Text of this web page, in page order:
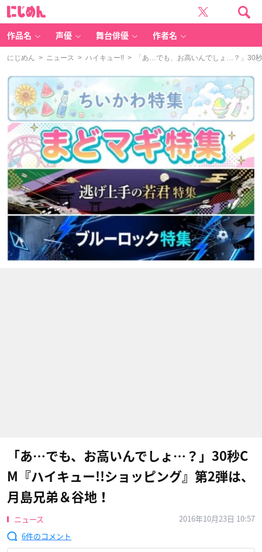
作品名 声優 舞台俳優 作者名
にじめん > ニュース > ハイキュー!! > 「あ…でも、お高いんでしょ…？」30秒
「あ…でも、お高いんでしょ…？」30秒C
M『ハイキュー!!ショッピング』第2弾は、
月島兄弟＆谷地！
ニュース
2016年10月23日 10:57
6